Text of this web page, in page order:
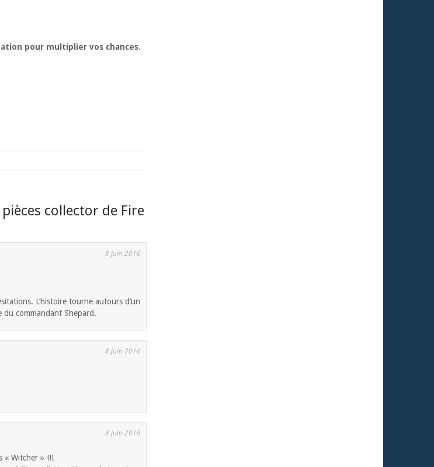
pour multiplier vos chances.
collector de Fire
8 juin 2016
L’histoire tourne autours d’un
du commandant Shepard.
8 juin 2016
8 juin 2016
« Witcher » !!!